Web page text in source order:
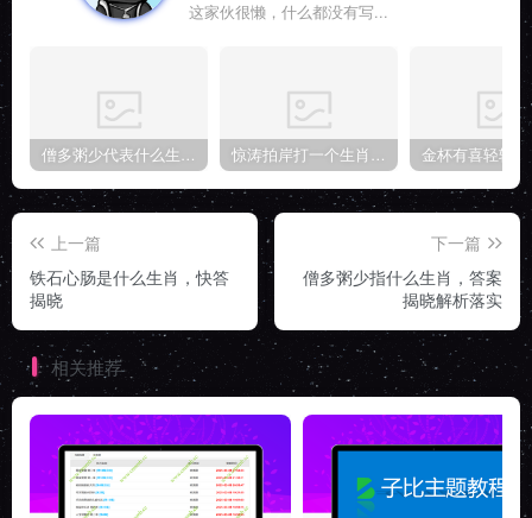
这家伙很懒，什么都没有写...
僧多粥少代表什么生肖，答案立刻揭晓解读 惊涛拍岸打一个生肖指什么动物，重点诠释解释
上一篇
铁石心肠是什么生肖，快答
揭晓
下一篇
僧多粥少指什么生肖，答案
揭晓解析落实
相关推荐